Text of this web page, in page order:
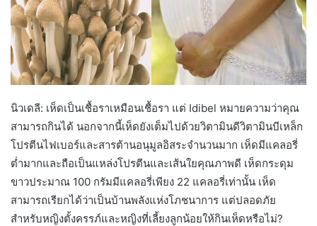
นิวเดลี: เห็ดเป็นเชื้อราเหมือนเชื้อรา แต่ Idibel หมายความว่าคุณ
สามารถกินได้ นอกจากนี้เห็ดยังเต็มไปด้วยวิตามินดีวิตามินบีเหล็ก
โปรตีนไฟเบอร์และสารต้านอนุมูลอิสระจำนวนมาก เห็ดมีแคลอรี่
ต่ำมากและถือเป็นแหล่งโปรตีนและเส้นใยคุณภาพดี เห็ดกระดุม
ขาวประมาณ 100 กรัมมีแคลอรี่เพียง 22 แคลอรี่เท่านั้น เห็ด
สามารถเรียกได้ว่าเป็นบ้านพลังแห่งโภชนาการ แต่ปลอดภัย
สำหรับหญิงตั้งครรภ์และหญิงที่เลี้ยงลูกน้อยให้กินเห็ดหรือไม่?